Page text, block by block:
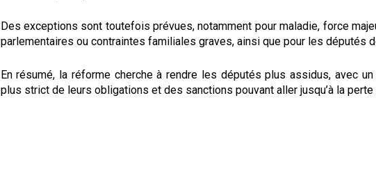
Des exceptions sont toutefois prévues, notamment pour maladie, force
parlementaires ou contraintes familiales graves, ainsi que pour les députés
En résumé, la réforme cherche à rendre les députés plus assidus, avec un
plus strict de leurs obligations et des sanctions pouvant aller jusqu’à la perte